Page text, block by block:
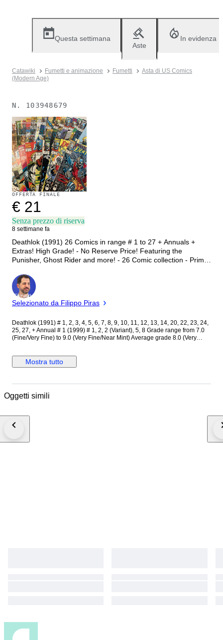
Questa settimana
Aste
In evidenza
Catawiki Fumetti e animazione Fumetti
Asta di US Comics
(Modern Age)
N. 103948679
Venduto
OFFERTA FINALE
€ 21
Senza prezzo di riserva
8 settimane fa
Deathlok (1991) 26 Comics in range # 1 to 27 + Annuals +
Extras! High Grade! - No Reserve Price! Featuring the
Punisher, Ghost Rider and more! - 26 Comic collection - Prima
Esperto
Selezionato da Filippo Piras
Deathlok (1991) # 1, 2, 3, 4, 5, 6, 7, 8, 9, 10, 11, 12, 13, 14, 20, 22, 23, 24,
25, 27, + Annual # 1 (1999) # 1, 2, 2 (Variant), 5, 8 Grade range from 7.0
(Fine/Very Fine) to 9.0 (Very Fine/Near Mint) Average grade 8.0 (Very
Shipping and postage fees will only be charged once. Additional winnings
will ship for free after the first won lot.
Mostra tutto
Oggetti simili